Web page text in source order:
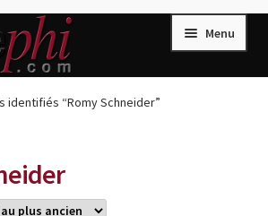
Menu
identifiés “Romy Schneider”